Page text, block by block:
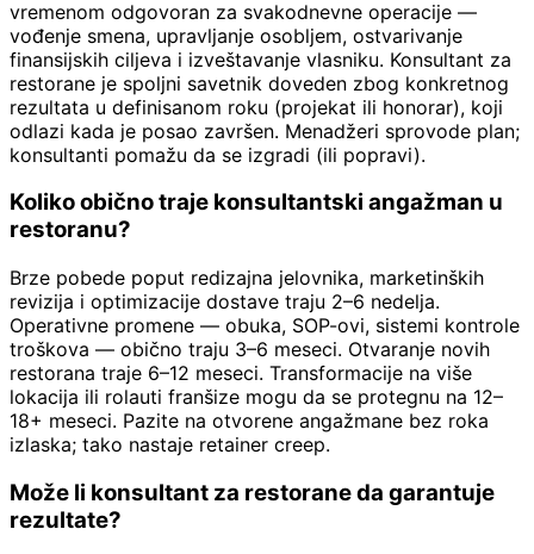
vremenom odgovoran za svakodnevne operacije —
vođenje smena, upravljanje osobljem, ostvarivanje
finansijskih ciljeva i izveštavanje vlasniku. Konsultant za
restorane je spoljni savetnik doveden zbog konkretnog
rezultata u definisanom roku (projekat ili honorar), koji
odlazi kada je posao završen. Menadžeri sprovode plan;
konsultanti pomažu da se izgradi (ili popravi).
Koliko obično traje konsultantski angažman u
restoranu?
Brze pobede poput redizajna jelovnika, marketinških
revizija i optimizacije dostave traju 2–6 nedelja.
Operativne promene — obuka, SOP-ovi, sistemi kontrole
troškova — obično traju 3–6 meseci. Otvaranje novih
restorana traje 6–12 meseci. Transformacije na više
lokacija ili rolauti franšize mogu da se protegnu na 12–
18+ meseci. Pazite na otvorene angažmane bez roka
izlaska; tako nastaje retainer creep.
Može li konsultant za restorane da garantuje
rezultate?